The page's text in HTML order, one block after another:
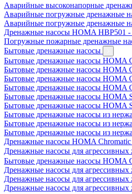
Аварийные высоконапорные
Аварийные погружные дренажные
Аварийные погружные дренажные
Дренажные насосы HOMA HBP501
Погружные пожарные дренажные
Бытовые дренажные насосы
Бытовые дренажные насосы HOMA
Бытовые дренажные насосы HOMA
Бытовые дренажные насосы HOMA
Бытовые дренажные насосы HOMA
Бытовые дренажные насосы HOMA
Бытовые дренажные насосы HOMA
Бытовые дренажные насосы из
Бытовые дренажные насосы из
Бытовые дренажные насосы из
Дренажные насосы HOMA
Дренажные насосы для агрессивных
Бытовые дренажные насосы HOMA
Дренажные насосы для
Дренажные насосы для
Дренажные насосы для